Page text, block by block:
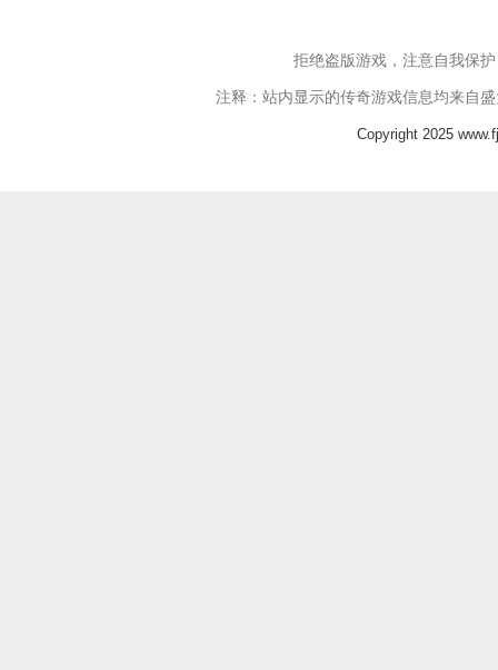
拒绝盗版游戏，注意自我保
注释：站内显示的传奇游戏信息均来自
Copyright 2025